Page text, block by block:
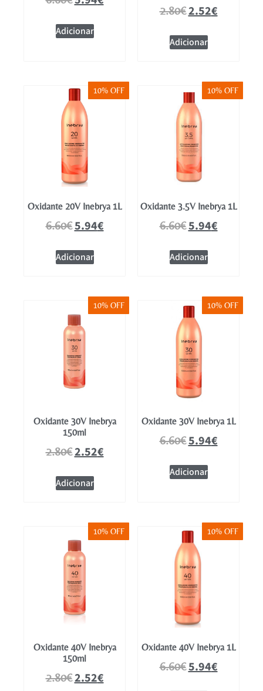
Adicionar
2.80€2.52€
Adicionar
10% OFF
Oxidante 20V Inebrya 1L
6.60€5.94€
Adicionar
10% OFF
Oxidante 3.5V Inebrya 1L
6.60€5.94€
Adicionar
10% OFF
Oxidante 30V Inebrya
150ml
2.80€2.52€
Adicionar
10% OFF
Oxidante 30V Inebrya 1L
6.60€5.94€
Adicionar
10% OFF
Oxidante 40V Inebrya
150ml
2.80€2.52€
10% OFF
Oxidante 40V Inebrya 1L
6.60€5.94€